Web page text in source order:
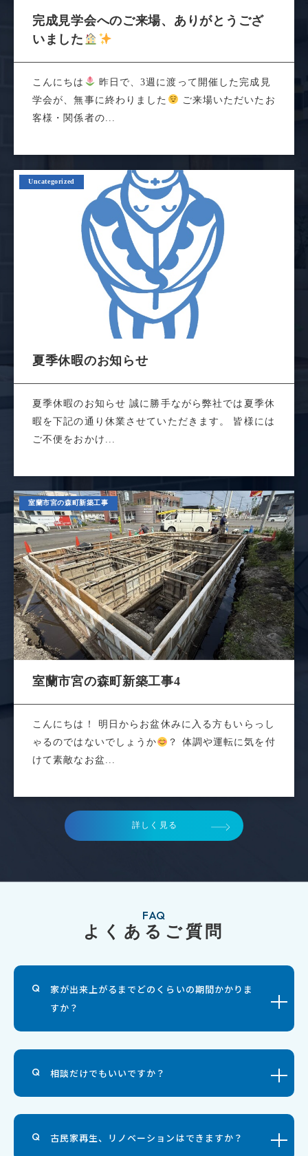
完成見学会へのご来場、ありがとうござ
いました
こんにちは
昨日で、3週に渡って開催した完成見
学会が、無事に終わりました
ご来場いただいたお
客様・関係者の...
Uncategorized
夏季休暇のお知らせ
夏季休暇のお知らせ 誠に勝手ながら弊社では夏季休
暇を下記の通り休業させていただきます。 皆様には
ご不便をおかけ...
室蘭市宮の森町新築工事
室蘭市宮の森町新築工事4
こんにちは！ 明日からお盆休みに入る方もいらっし
ゃるのではないでしょうか
？ 体調や運転に気を付
けて素敵なお盆...
詳しく見る
FAQ
よくあるご質問
家が出来上がるまでどのくらいの期間かかりま
すか？
相談だけでもいいですか？
古民家再生、リノベーションはできますか？